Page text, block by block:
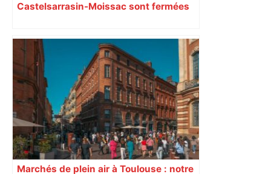
Castelsarrasin-Moissac sont fermées
Marchés de plein air à Toulouse : notre